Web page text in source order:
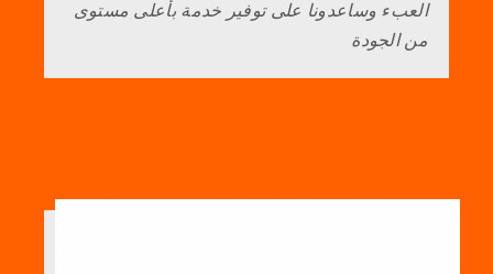
العبء وساعدونا على توفير خدمة بأعلى مستوى
من الجودة